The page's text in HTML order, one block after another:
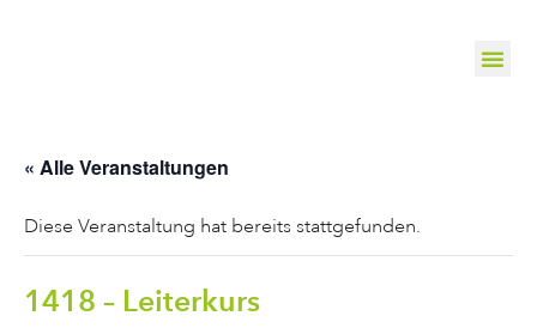
« Alle Veranstaltungen
Diese Veranstaltung hat bereits stattgefunden.
1418 – Leiterkurs